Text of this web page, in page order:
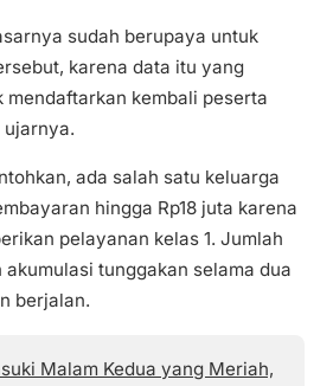
sudah berupaya untuk
karena data itu yang
mendaftarkan kembali peserta
ujarnya.
ada salah satu keluarga
hingga Rp18 juta karena
pelayanan kelas 1. Jumlah
tunggakan selama dua
berjalan.
Malam Kedua yang Meriah,